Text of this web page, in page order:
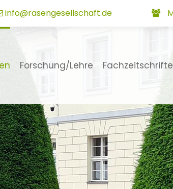
info@rasengesellschaft.de
Forschung/Lehre